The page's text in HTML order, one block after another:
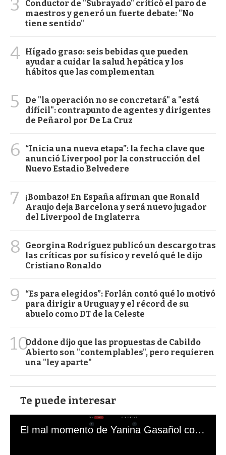
3
Conductor de "Subrayado" criticó el paro de
maestros y generó un fuerte debate: "No
tiene sentido"
4 Hígado graso: seis bebidas que pueden
ayudar a cuidar la salud hepática y los
hábitos que las complementan
5
De "la operación no se concretará" a "está
difícil": contrapunto de agentes y dirigentes
de Peñarol por De La Cruz
6
“Inicia una nueva etapa”: la fecha clave que
anunció Liverpool por la construcción del
Nuevo Estadio Belvedere
7
¡Bombazo! En España afirman que Ronald
Araujo deja Barcelona y será nuevo jugador
del Liverpool de Inglaterra
8
Georgina Rodríguez publicó un descargo tras
las críticas por su físico y reveló qué le dijo
Cristiano Ronaldo
9
“Es para elegidos”: Forlán contó qué lo motivó
para dirigir a Uruguay y el récord de su
abuelo como DT de la Celeste
10Oddone dijo que las propuestas de Cabildo
Abierto son "contemplables", pero requieren
una "ley aparte"
Te puede interesar
El mal momento de Yanina Gasañol con un hincha argentino en "Subrayado"